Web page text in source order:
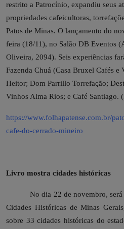
restrito a Patrocínio, expandiu seus
propriedades cafeicultoras,
Patos de Minas. O lançamento do
feira (18/11), no Salão DB Eventos
Oliveira, 2094). Seis experiências
Fazenda Chuá (Casa Bruxel Cafés e
Heitor; Dom Parrillo Torrefação;
Vinhos Alma Rios; e ⁠Café Santiago.
https://www.folhapatense.com.br/
cafe-do-cerrado-mineiro
Livro mostra cidades históricas
No dia 22 de novembro,
Cidades Históricas de Minas
sobre 33 cidades históricas do